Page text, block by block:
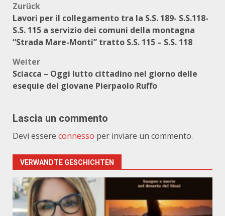
Beitragsnavigation
Zurück
Lavori per il collegamento tra la S.S. 189- S.S.118-
S.S. 115 a servizio dei comuni della montagna
“Strada Mare-Monti” tratto S.S. 115 – S.S. 118
Weiter
Sciacca – Oggi lutto cittadino nel giorno delle
esequie del giovane Pierpaolo Ruffo
Lascia un commento
Devi essere connesso per inviare un commento.
VERWANDTE GESCHICHTEN